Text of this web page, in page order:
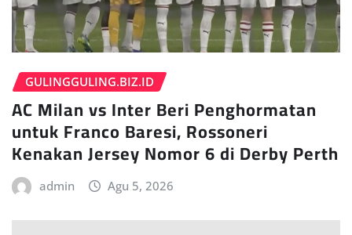
GULINGGULING.BIZ.ID
AC Milan vs Inter Beri Penghormatan
untuk Franco Baresi, Rossoneri
Kenakan Jersey Nomor 6 di Derby Perth
admin Agu 5, 2026